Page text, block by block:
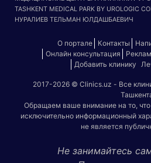
TASHKENT MEDICAL PARK BY UROLOGIC
НУРАЛИЕВ ТЕЛЬМАН ЮЛДАШБАЕВИЧ
О портале Контакты
Онлайн консультация
Добавить клинику
2017-2026 © Clinics.uz - Все
Обращаем ваше внимание на то, что
исключительно информационный
не является
Не занимайтесь